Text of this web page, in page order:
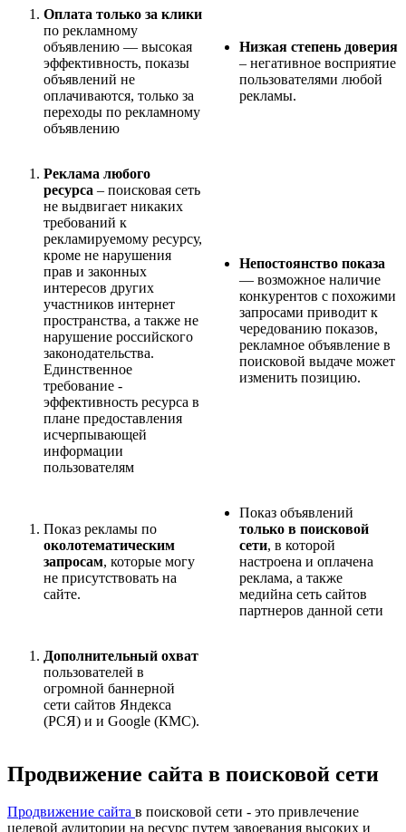
Оплата только за клики
по рекламному
объявлению — высокая
эффективность, показы
объявлений не
оплачиваются, только за
переходы по рекламному
объявлению
Низкая степень доверия
– негативное восприятие
пользователями любой
рекламы.
Реклама любого
ресурса – поисковая сеть
не выдвигает никаких
требований к
рекламируемому ресурсу,
кроме не нарушения
прав и законных
интересов других
участников интернет
пространства, а также не
нарушение российского
законодательства.
Единственное
требование -
эффективность ресурса в
плане предоставления
исчерпывающей
информации
пользователям
Непостоянство показа
— возможное наличие
конкурентов с похожими
запросами приводит к
чередованию показов,
рекламное объявление в
поисковой выдаче может
изменить позицию.
Показ рекламы по
околотематическим
запросам, которые могу
не присутствовать на
сайте.
Показ объявлений
только в поисковой
сети, в которой
настроена и оплачена
реклама, а также
медийна сеть сайтов
партнеров данной сети
Дополнительный охват
пользователей в
огромной баннерной
сети сайтов Яндекса
(РСЯ) и и Google (КМС).
Продвижение сайта в поисковой сети
Продвижение сайта в поисковой сети - это привлечение
целевой аудитории на ресурс путем завоевания высоких и